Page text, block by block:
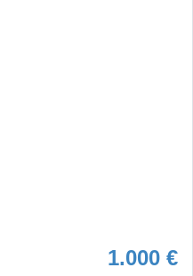
1.000 €